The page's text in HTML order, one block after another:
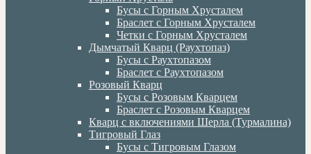
Бусы с Горным Хрусталем
Браслет с Горным Хрусталем
Четки с Горным Хрусталем
Дымчатый Кварц (Раухтопаз)
Бусы с Раухтопазом
Браслет с Раухтопазом
Розовый Кварц
Бусы с Розовым Кварцем
Браслет с Розовым Кварцем
Кварц с включениями Шерла (Турмалина)
Тигровый Глаз
Бусы с Тигровым Глазом